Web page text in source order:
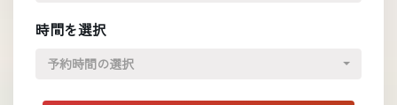
時間を選択
予約時間の選択